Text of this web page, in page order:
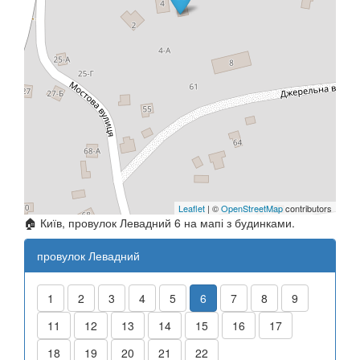
Leaflet | ©OpenStreetMapcontributors
🏠 Київ, провулок Левадний 6 на мапі з будинками.
провулок Левадний
1 2 3 4 5 6 7 8
9
11
12 13 14 15 16
17
18
19 20 21 22